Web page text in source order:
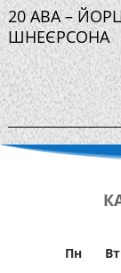
20 АВА –
ШНЕЄРСОНА
Пн Вт